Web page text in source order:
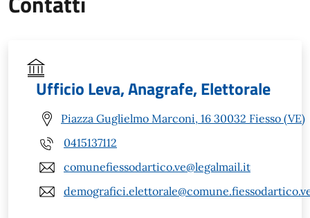
Ufficio Leva, Anagrafe, Elettorale
Piazza Guglielmo Marconi, 16 30032 Fiesso (VE)
0415137112
comunefiessodartico.ve@legalmail.it